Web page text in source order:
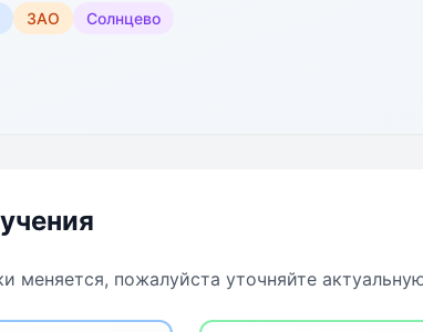
заботы, любви и взаимоуважения. Постоянная
XXI» - это высококвалифицированные
не только получили фундаментальные
ЗАО Солнцево
меняется, пожалуйста уточняйте